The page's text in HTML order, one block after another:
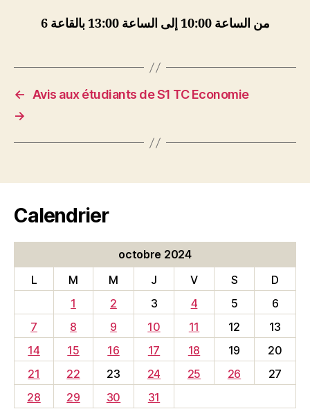
من الساعة 10:00 إلى الساعة 13:00 بالقاعة 6
←
Avis aux étudiants de S1 TC Economie
→
Calendrier
octobre 2024
L
M M J V S
D
1
2 3 4 5
6
7
8 9 10 11 12
13
14
15 16 17 18 19
20
21
22 23 24 25 26
27
28
29 30 31